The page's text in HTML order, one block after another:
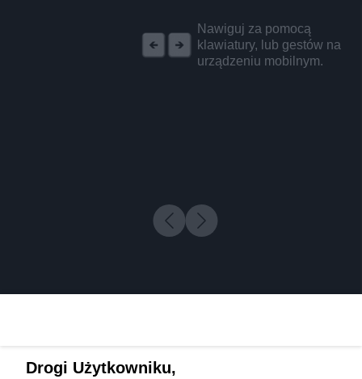
Nawiguj za pomocą
klawiatury, lub gestów na
urządzeniu mobilnym.
Drogi Użytkowniku,